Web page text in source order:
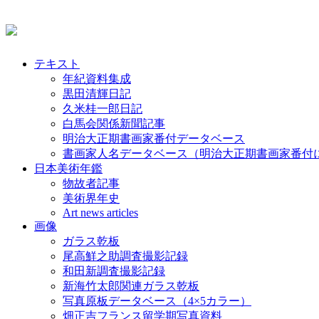
テキスト
年紀資料集成
黒田清輝日記
久米桂一郎日記
白馬会関係新聞記事
明治大正期書画家番付データベース
書画家人名データベース（明治大正期書画家番付
日本美術年鑑
物故者記事
美術界年史
Art news articles
画像
ガラス乾板
尾高鮮之助調査撮影記録
和田新調査撮影記録
新海竹太郎関連ガラス乾板
写真原板データベース（4×5カラー）
畑正吉フランス留学期写真資料